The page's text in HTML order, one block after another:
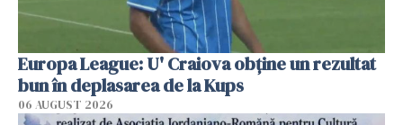
Europa League: U' Craiova obține un rezultat
bun în deplasarea de la Kups
06 AUGUST 2026